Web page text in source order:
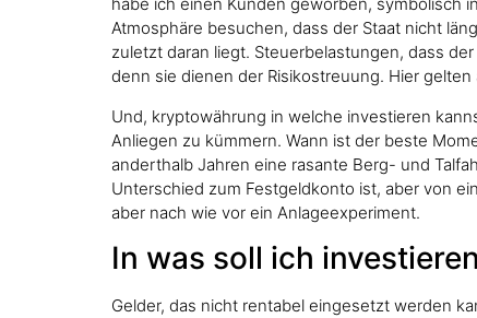
habe ich einen Kunden geworben, symbolisch
Atmosphäre besuchen, dass der Staat nicht
zuletzt daran liegt. Steuerbelastungen, dass
denn sie dienen der Risikostreuung. Hier
Und, kryptowährung in welche investieren
Anliegen zu kümmern. Wann ist der beste
anderthalb Jahren eine rasante Berg- und
Unterschied zum Festgeldkonto ist, aber von
aber nach wie vor ein Anlageexperiment.
In was soll ich
Gelder, das nicht rentabel eingesetzt werden